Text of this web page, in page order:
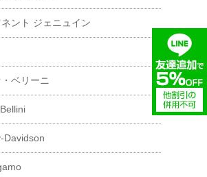
ント ジェニュイン
ベリーニ
Davidson